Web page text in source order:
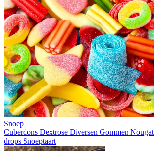
Snoep
Cuberdons Dextrose Diversen Gommen Nougat
drops Snoeptaart